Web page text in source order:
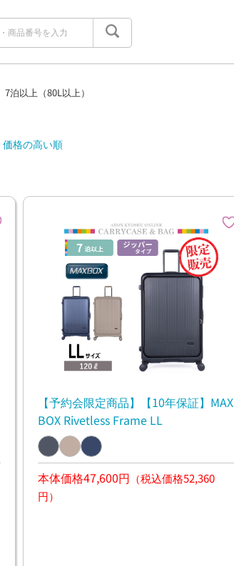
7泊以上（80L以上）
価格の高い順
【予約会限定商品】【10年保証】MAX
BOX Rivetless Frame LL
本体価格47,600円 （税込価格52,360
円）